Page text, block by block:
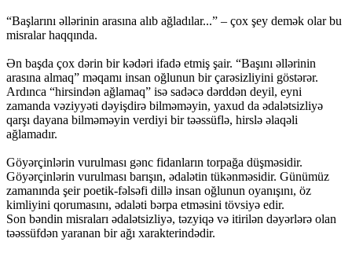
“Başlarını əllərinin arasına alıb ağladılar...” – çox şey demək olar bu
misralar haqqında.
Ən başda çox dərin bir kədəri ifadə etmiş şair. “Başını əllərinin
arasına almaq” məqamı insan oğlunun bir çarəsizliyini göstərər.
Ardınca “hirsindən ağlamaq” isə sadəcə dərddən deyil, eyni
zamanda vəziyyəti dəyişdirə bilməməyin, yaxud da ədalətsizliyə
qarşı dayana bilməməyin verdiyi bir təəssüflə, hirslə əlaqəli
ağlamadır.
Göyərçinlərin vurulması gənc fidanların torpağa düşməsidir.
Göyərçinlərin vurulması barışın, ədalətin tükənməsidir. Günümüz
zamanında şeir poetik-fəlsəfi dillə insan oğlunun oyanışını, öz
kimliyini qorumasını, ədaləti bərpa etməsini tövsiyə edir.
Son bəndin misraları ədalətsizliyə, təzyiqə və itirilən dəyərlərə olan
təəssüfdən yaranan bir ağı xarakterindədir.